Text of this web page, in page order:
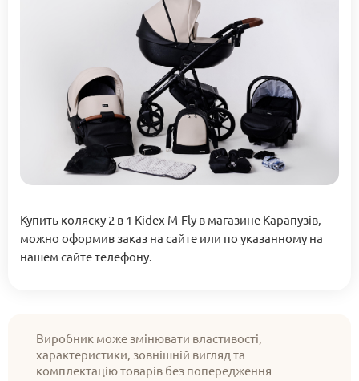
Купить коляску 2 в 1 Kidex M-Fly в магазине Карапузів,
можно оформив заказ на сайте или по указанному на
нашем сайте телефону.
Виробник може змінювати властивості,
характеристики, зовнішній вигляд та
комплектацію товарів без попередження